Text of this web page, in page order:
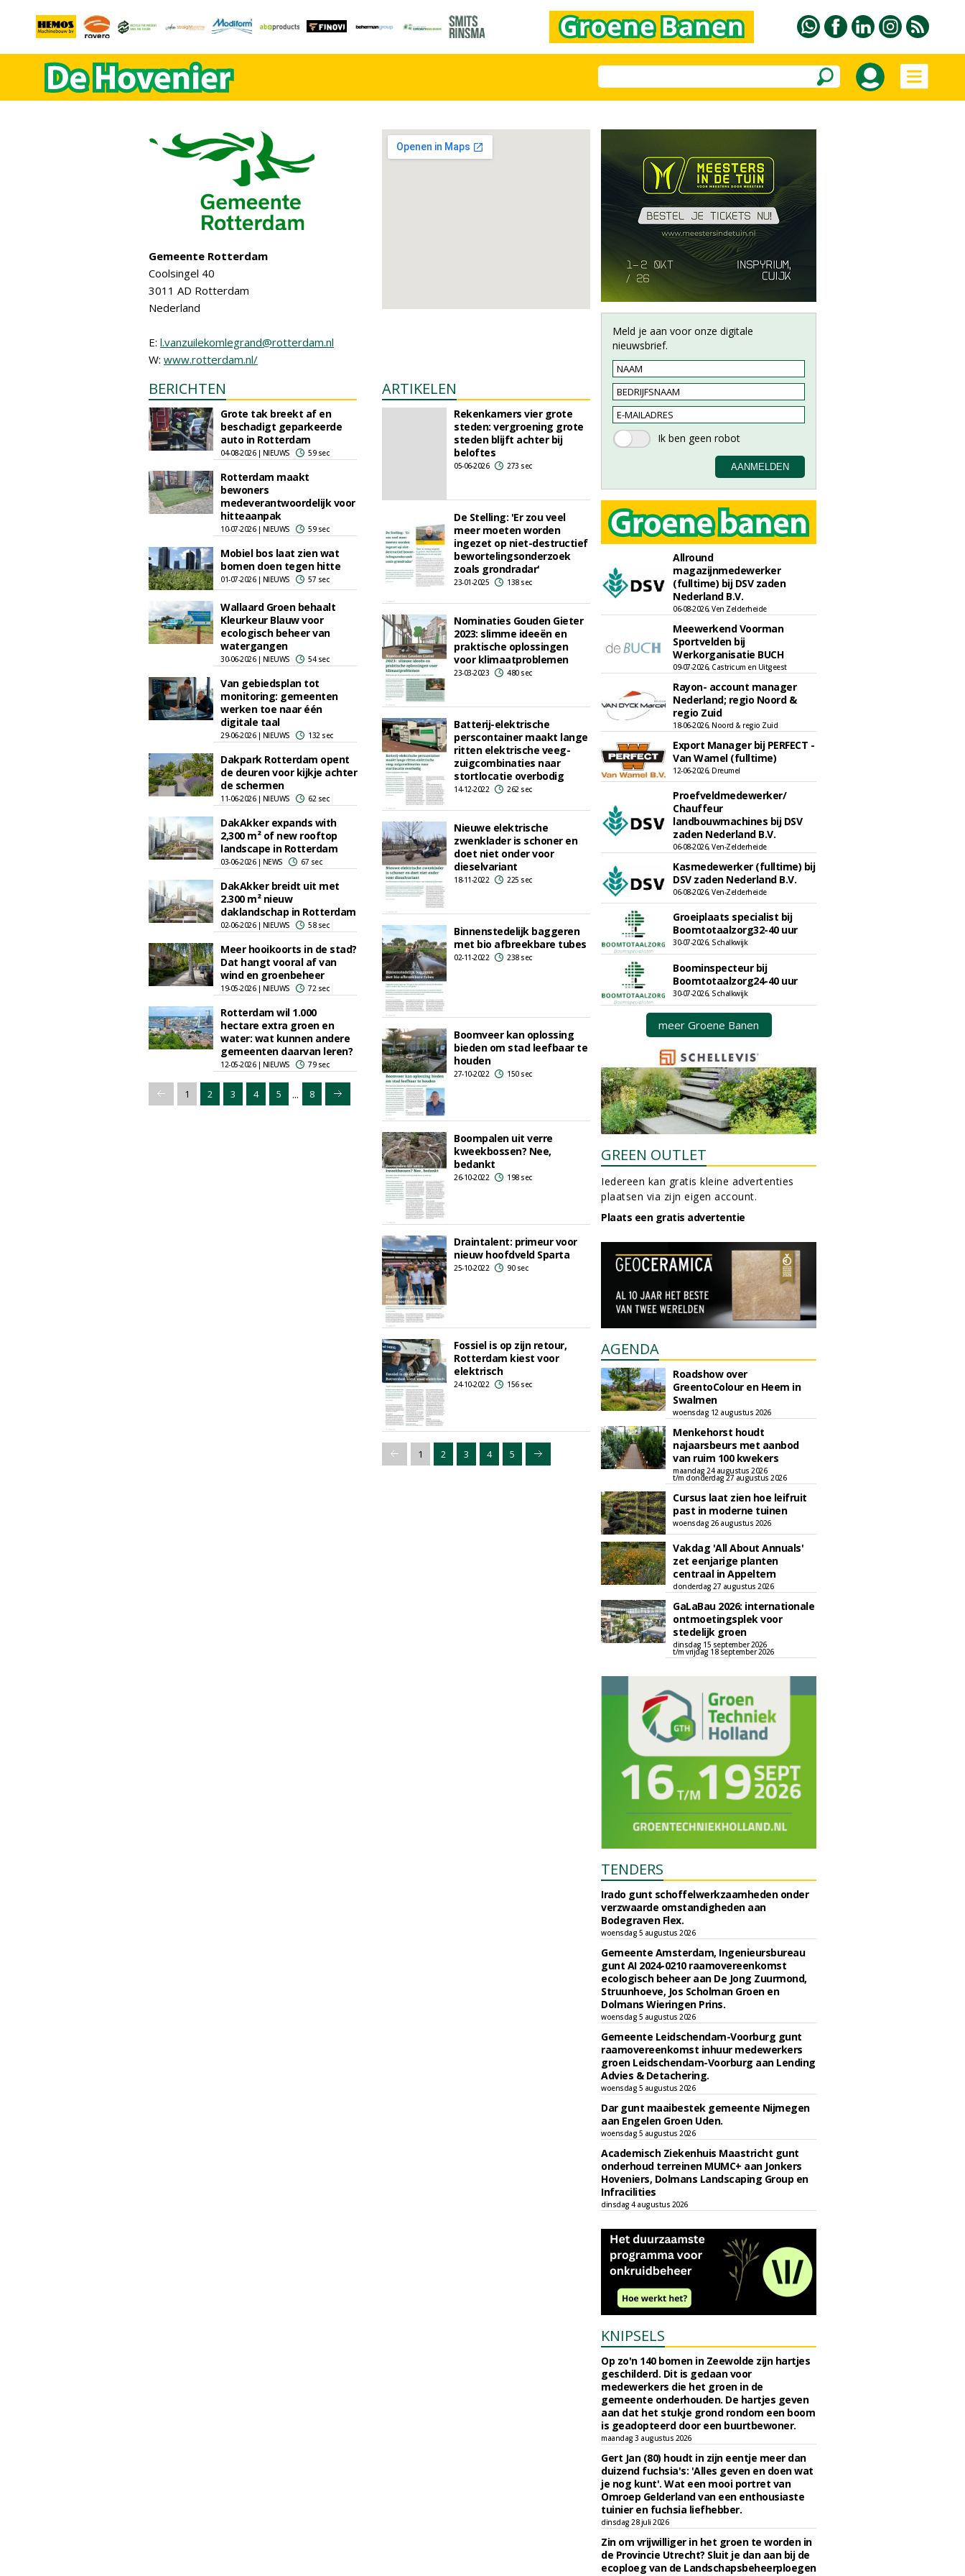
Gemeente Rotterdam
Coolsingel 40
3011 AD Rotterdam
Nederland
E: l.vanzuilekomlegrand@rotterdam.nl
W: www.rotterdam.nl/
BERICHTEN
Grote tak breekt af en
beschadigt geparkeerde
auto in Rotterdam
04-08-2026 | NIEUWS 59 sec
Rotterdam maakt
bewoners
medeverantwoordelijk voor
hitteaanpak
10-07-2026 | NIEUWS 59 sec
Mobiel bos laat zien wat
bomen doen tegen hitte
01-07-2026 | NIEUWS 57 sec
Wallaard Groen behaalt
Kleurkeur Blauw voor
ecologisch beheer van
watergangen
30-06-2026 | NIEUWS 54 sec
Van gebiedsplan tot
monitoring: gemeenten
werken toe naar één
digitale taal
29-06-2026 | NIEUWS 132 sec
Dakpark Rotterdam opent
de deuren voor kijkje achter
de schermen
11-06-2026 | NIEUWS 62 sec
DakAkker expands with
2,300 m² of new rooftop
landscape in Rotterdam
03-06-2026 | NEWS 67 sec
DakAkker breidt uit met
2.300 m² nieuw
daklandschap in Rotterdam
02-06-2026 | NIEUWS 58 sec
Meer hooikoorts in de stad?
Dat hangt vooral af van
wind en groenbeheer
19-05-2026 | NIEUWS 72 sec
Rotterdam wil 1.000
hectare extra groen en
water: wat kunnen andere
gemeenten daarvan leren?
12-05-2026 | NIEUWS 79 sec
1 2 3 4 5 ... 8
ARTIKELEN
Rekenkamers vier grote
steden: vergroening grote
steden blijft achter bij
beloftes
05-06-2026 273 sec
De Stelling: 'Er zou veel
meer moeten worden
ingezet op niet-destructief
bewortelingsonderzoek
zoals grondradar'
23-01-2025 138 sec
Nominaties Gouden Gieter
2023: slimme ideeën en
praktische oplossingen
voor klimaatproblemen
23-03-2023 480 sec
Batterij-elektrische
perscontainer maakt lange
ritten elektrische veeg-
zuigcombinaties naar
stortlocatie overbodig
14-12-2022 262 sec
Nieuwe elektrische
zwenklader is schoner en
doet niet onder voor
dieselvariant
18-11-2022 225 sec
Binnenstedelijk baggeren
met bio afbreekbare tubes
02-11-2022 238 sec
Boomveer kan oplossing
bieden om stad leefbaar te
houden
27-10-2022 150 sec
Boompalen uit verre
kweekbossen? Nee,
bedankt
26-10-2022 198 sec
Draintalent: primeur voor
nieuw hoofdveld Sparta
25-10-2022 90 sec
Fossiel is op zijn retour,
Rotterdam kiest voor
elektrisch
24-10-2022 156 sec
1 2 3 4 5
Meld je aan voor onze digitale
nieuwsbrief.
Allround
magazijnmedewerker
(fulltime) bij DSV zaden
Nederland B.V.
06-08-2026, Ven Zelderheide
Meewerkend Voorman
Sportvelden bij
Werkorganisatie BUCH
09-07-2026, Castricum en Uitgeest
Rayon- account manager
Nederland; regio Noord &
regio Zuid
18-06-2026, Noord & regio Zuid
Export Manager bij PERFECT -
Van Wamel (fulltime)
12-06-2026, Dreumel
Proefveldmedewerker/
Chauffeur
landbouwmachines bij DSV
zaden Nederland B.V.
06-08-2026, Ven-Zelderheide
Kasmedewerker (fulltime) bij
DSV zaden Nederland B.V.
06-08-2026, Ven-Zelderheide
Groeiplaats specialist bij
Boomtotaalzorg32-40 uur
30-07-2026, Schalkwijk
Boominspecteur bij
Boomtotaalzorg24-40 uur
30-07-2026, Schalkwijk
meer Groene Banen
GREEN OUTLET
Iedereen kan gratis kleine advertenties
plaatsen via zijn eigen account.
Plaats een gratis advertentie
AGENDA
Roadshow over
GreentoColour en Heem in
Swalmen
woensdag 12 augustus 2026
Menkehorst houdt
najaarsbeurs met aanbod
van ruim 100 kwekers
maandag 24 augustus 2026
t/m donderdag 27 augustus 2026
Cursus laat zien hoe leifruit
past in moderne tuinen
woensdag 26 augustus 2026
Vakdag 'All About Annuals'
zet eenjarige planten
centraal in Appeltern
donderdag 27 augustus 2026
GaLaBau 2026: internationale
ontmoetingsplek voor
stedelijk groen
dinsdag 15 september 2026
t/m vrijdag 18 september 2026
TENDERS
Irado gunt schoffelwerkzaamheden onder
verzwaarde omstandigheden aan
Bodegraven Flex.
woensdag 5 augustus 2026
Gemeente Amsterdam, Ingenieursbureau
gunt AI 2024-0210 raamovereenkomst
ecologisch beheer aan De Jong Zuurmond,
Struunhoeve, Jos Scholman Groen en
Dolmans Wieringen Prins.
woensdag 5 augustus 2026
Gemeente Leidschendam-Voorburg gunt
raamovereenkomst inhuur medewerkers
groen Leidschendam-Voorburg aan Lending
Advies & Detachering.
woensdag 5 augustus 2026
Dar gunt maaibestek gemeente Nijmegen
aan Engelen Groen Uden.
woensdag 5 augustus 2026
Academisch Ziekenhuis Maastricht gunt
onderhoud terreinen MUMC+ aan Jonkers
Hoveniers, Dolmans Landscaping Group en
Infracilities
dinsdag 4 augustus 2026
KNIPSELS
Op zo'n 140 bomen in Zeewolde zijn hartjes
geschilderd. Dit is gedaan voor
medewerkers die het groen in de
gemeente onderhouden. De hartjes geven
aan dat het stukje grond rondom een boom
is geadopteerd door een buurtbewoner.
maandag 3 augustus 2026
Gert Jan (80) houdt in zijn eentje meer dan
duizend fuchsia's: 'Alles geven en doen wat
je nog kunt'. Wat een mooi portret van
Omroep Gelderland van een enthousiaste
tuinier en fuchsia liefhebber.
dinsdag 28 juli 2026
Zin om vrijwilliger in het groen te worden in
de Provincie Utrecht? Sluit je dan aan bij de
ecoploeg van de Landschapsbeheerploegen